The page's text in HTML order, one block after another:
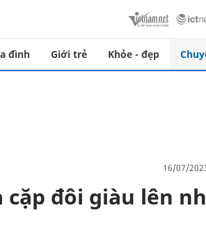
đình Giới trẻ Khỏe - đẹp
16/07/
cặp đôi giàu lên